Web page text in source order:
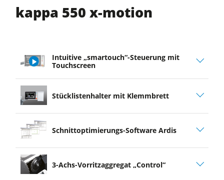
kappa 550 x-motion
play
video
Intuitive „smartouch“-Steuerung mit
Touchscreen
Stücklistenhalter mit Klemmbrett
Schnittoptimierungs-Software Ardis
3-Achs-Vorritzaggregat „Control“